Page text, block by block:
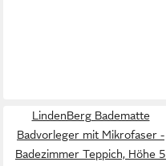
LindenBerg Badematte
Badvorleger mit Mikrofaser -
Badezimmer Teppich, Höhe 5